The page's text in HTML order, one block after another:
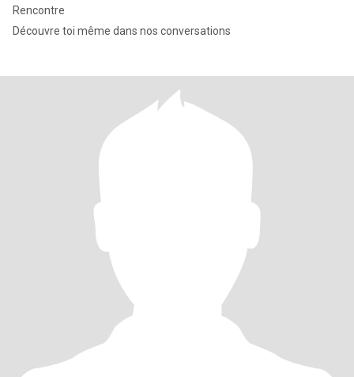
Rencontre
Découvre toi même dans nos conversations